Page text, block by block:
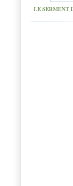
LE SERMENT